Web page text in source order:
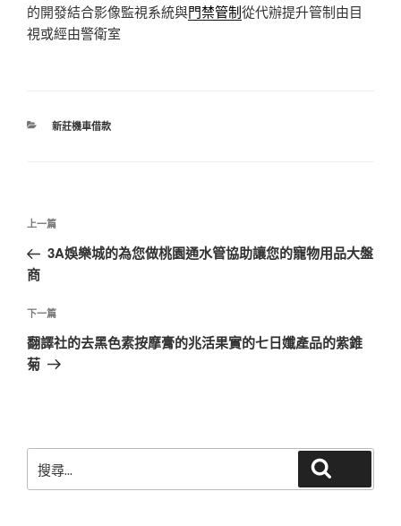
的開發結合影像監視系統與門禁管制從代辦提升管制由目
視或經由警衛室
分
新莊機車借款
文
導
覽
上
一
篇
章
上一篇
3A娛樂城的為您做桃園通水管協助讓您的寵物用品大盤
商
下
一
篇
下一篇
翻譯社的去黑色素按摩膏的兆活果實的七日孅產品的紫錐
菊
尋